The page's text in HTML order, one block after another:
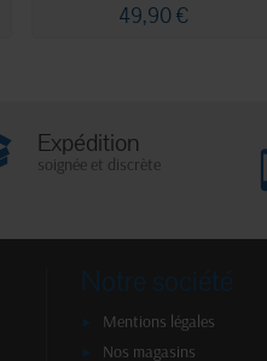
49,90 €
Expédition
soignée et discrète
Notre société
Mentions légales
Nos magasins